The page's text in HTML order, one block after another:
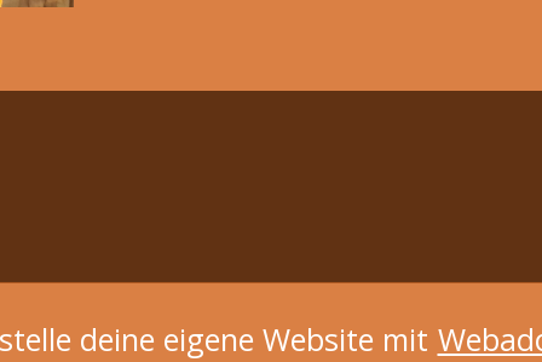
deine eigene Website mit